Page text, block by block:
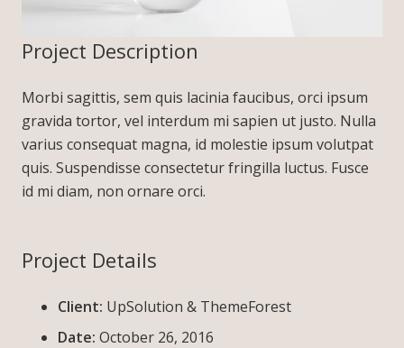
Project Description
Morbi sagittis, sem quis lacinia faucibus, orci ipsum
gravida tortor, vel interdum mi sapien ut justo. Nulla
varius consequat magna, id molestie ipsum volutpat
quis. Suspendisse consectetur fringilla luctus. Fusce
id mi diam, non ornare orci.
Project Details
Client: UpSolution & ThemeForest
Date: October 26, 2016